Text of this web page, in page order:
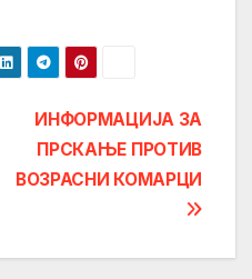
ИНФОРМАЦИЈА ЗА
ПРСКАЊЕ ПРОТИВ
ВОЗРАСНИ КОМАРЦИ